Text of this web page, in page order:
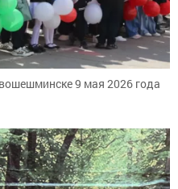
9 мая 2026 года